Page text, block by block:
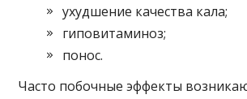
ухудшение качества кала;
гиповитаминоз;
понос.
Часто побочные эффекты